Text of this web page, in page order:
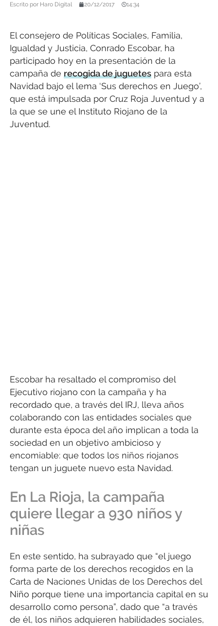
Escrito por Haro Digital 20/12/2017 14:34
El consejero de Políticas Sociales, Familia,
Igualdad y Justicia, Conrado Escobar, ha
participado hoy en la presentación de la
campaña de recogida de juguetes para esta
Navidad bajo el lema ‘Sus derechos en Juego’,
que está impulsada por Cruz Roja Juventud y a
la que se une el Instituto Riojano de la
Juventud.
Escobar ha resaltado el compromiso del
Ejecutivo riojano con la campaña y ha
recordado que, a través del IRJ, lleva años
colaborando con las entidades sociales que
durante esta época del año implican a toda la
sociedad en un objetivo ambicioso y
encomiable: que todos los niños riojanos
tengan un juguete nuevo esta Navidad.
En La Rioja, la campaña
quiere llegar a 930 niños y
niñas
En este sentido, ha subrayado que “el juego
forma parte de los derechos recogidos en la
Carta de Naciones Unidas de los Derechos del
Niño porque tiene una importancia capital en su
desarrollo como persona”, dado que “a través
de él, los niños adquieren habilidades sociales,